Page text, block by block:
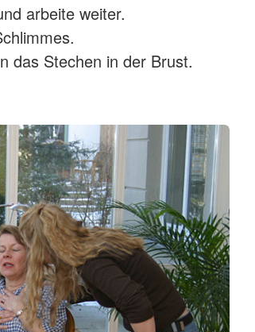
arbeite weiter.
das Stechen in der Brust.